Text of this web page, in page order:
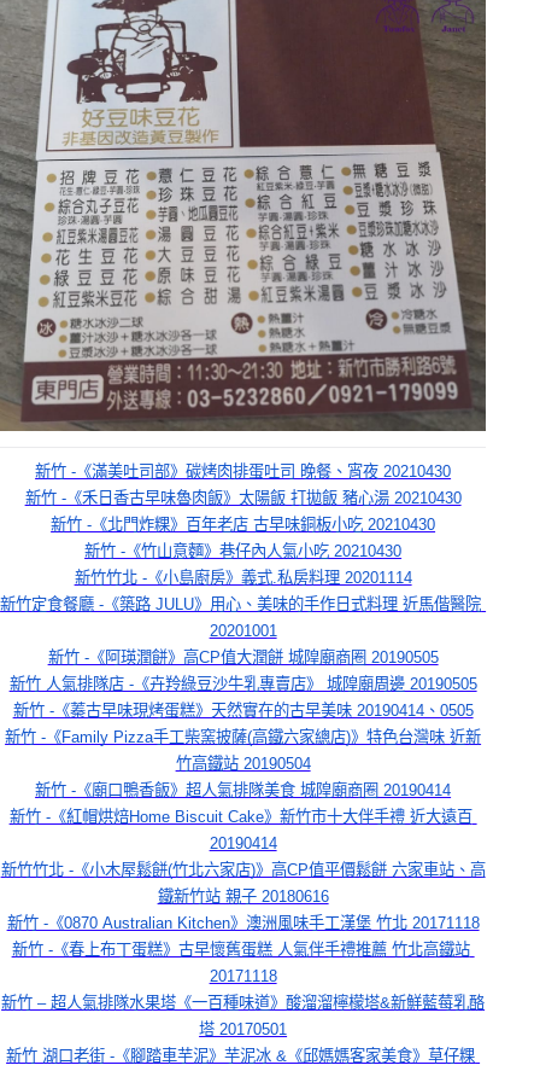
新竹 -《滿美吐司部》碳烤肉排蛋吐司 晚餐、宵夜 20210430
新竹 -《禾日香古早味魯肉飯》太陽飯 打拋飯 豬心湯 20210430
新竹 -《北門炸粿》百年老店 古早味銅板小吃 20210430
新竹 -《竹山意麵》巷仔內人氣小吃 20210430
新竹竹北 -《小島廚房》義式.私房料理 20201114
新竹定食餐廳 -《築路 JULU》用心、美味的手作日式料理 近馬偕醫院
20201001
新竹 -《阿瑛潤餅》高CP值大潤餅 城隍廟商圈 20190505
新竹 人氣排隊店 -《卉羚綠豆沙牛乳專賣店》 城隍廟周邊 20190505
新竹 -《蓁古早味現烤蛋糕》天然實在的古早美味 20190414、0505
新竹 -《Family Pizza手工柴窯披薩(高鐵六家總店)》特色台灣味 近新
竹高鐵站 20190504
新竹 -《廟口鴨香飯》超人氣排隊美食 城隍廟商圈 20190414
新竹 -《紅帽烘焙Home Biscuit Cake》新竹市十大伴手禮 近大遠百
20190414
新竹竹北 -《小木屋鬆餅(竹北六家店)》高CP值平價鬆餅 六家車站、高
鐵新竹站 親子 20180616
新竹 -《0870 Australian Kitchen》澳洲風味手工漢堡 竹北 20171118
新竹 -《春上布丁蛋糕》古早懷舊蛋糕 人氣伴手禮推薦 竹北高鐵站
20171118
新竹 – 超人氣排隊水果塔《一百種味道》酸溜溜檸檬塔&新鮮藍莓乳酪
塔 20170501
新竹 湖口老街 -《腳踏車芋泥》芋泥冰 &《邱媽媽客家美食》草仔粿